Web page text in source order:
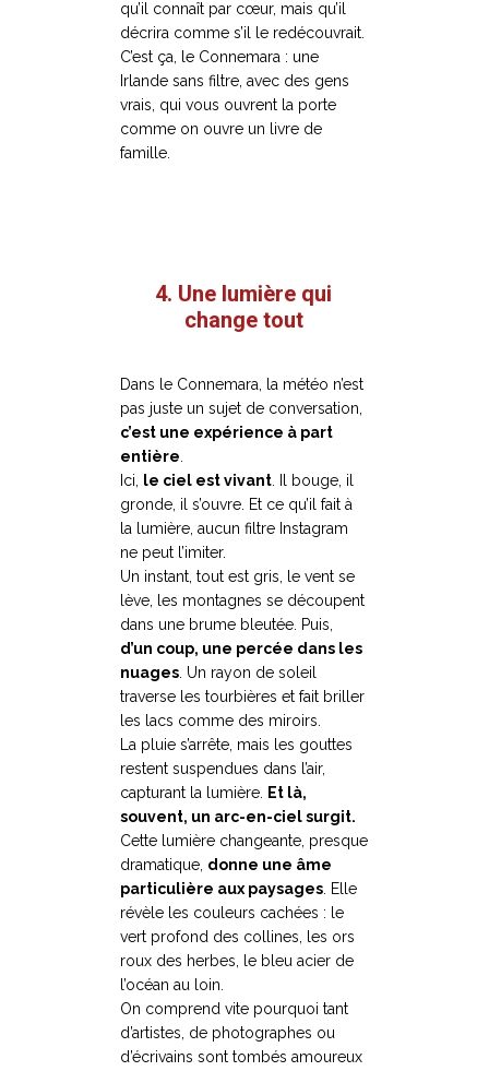
qu’il connaît par cœur, mais qu’il
décrira comme s’il le redécouvrait.
C’est ça, le Connemara : une
Irlande sans filtre, avec des gens
vrais, qui vous ouvrent la porte
comme on ouvre un livre de
famille.
4. Une lumière qui
change tout
Dans le Connemara, la météo n’est
pas juste un sujet de conversation,
c’est une expérience à part
entière
Ici,
le ciel est vivant. Il bouge, il
gronde, il s’ouvre. Et ce qu’il fait à
la lumière, aucun filtre Instagram
ne peut l’imiter.
Un instant, tout est gris, le vent se
lève, les montagnes se découpent
dans une brume bleutée. Puis,
d’un coup, une percée dans les
nuages. Un rayon de soleil
traverse les tourbières et fait briller
les lacs comme des miroirs.
La pluie s’arrête, mais les gouttes
restent suspendues dans l’air,
capturant la lumière.
Et là,
souvent, un arc-en-ciel surgit.
Cette lumière changeante, presque
dramatique, donne une âme
particulière aux paysages. Elle
révèle les couleurs cachées : le
vert profond des collines, les ors
roux des herbes, le bleu acier de
l’océan au loin.
On comprend vite pourquoi tant
d’artistes, de photographes ou
d’écrivains sont tombés amoureux